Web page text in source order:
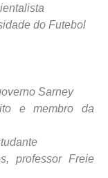
do Futebol
Sarney
e membro da
professor Freie